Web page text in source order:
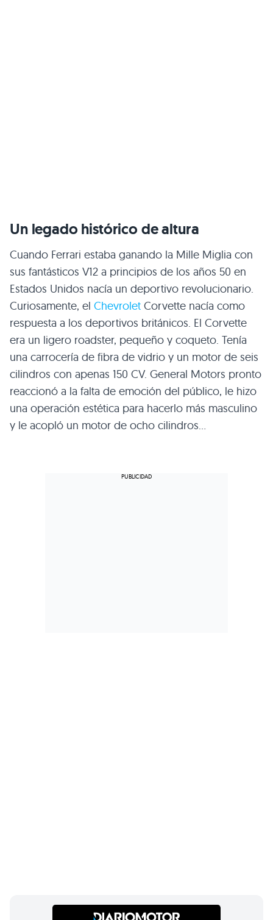
Un legado histórico de altura
Cuando Ferrari estaba ganando la Mille Miglia con
sus fantásticos V12 a principios de los años 50 en
Estados Unidos nacía un deportivo revolucionario.
Curiosamente, el Chevrolet Corvette nacía como
respuesta a los deportivos británicos. El Corvette
era un ligero roadster, pequeño y coqueto. Tenía
una carrocería de fibra de vidrio y un motor de seis
cilindros con apenas 150 CV. General Motors pronto
reaccionó a la falta de emoción del público, le hizo
una operación estética para hacerlo más masculino
y le acopló un motor de ocho cilindros…